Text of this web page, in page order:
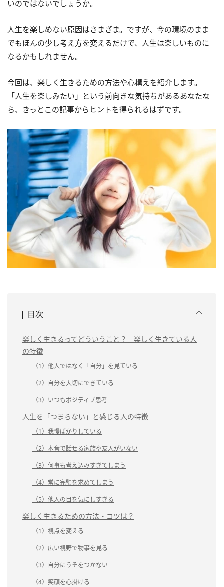
いのではないでしょうか。
人生を楽しめない原因はさまざま。ですが、今の環境のまま
でもほんの少し考え方を変えるだけで、人生は楽しいものに
なるかもしれません。
今回は、楽しく生きるための方法や心構えを紹介します。
「人生を楽しみたい」という前向きな気持ちがあるあなたな
ら、きっとこの記事からヒントを得られるはずです。
目次
楽しく生きるってどういうこと？ 楽しく生きている人
の特徴
（1）他人ではなく「自分」を見ている
（2）自分を大切にできている
（3）いつもポジティブ思考
人生を「つまらない」と感じる人の特徴
（1）我慢ばかりしている
（2）本音で話せる家族や友人がいない
（3）何事も考え込みすぎてしまう
（4）常に完璧を求めてしまう
（5）他人の目を気にしすぎる
楽しく生きるための方法・コツは？
（1）視点を変える
（2）広い視野で物事を見る
（3）自分にうそをつかない
（4）笑顔を心掛ける